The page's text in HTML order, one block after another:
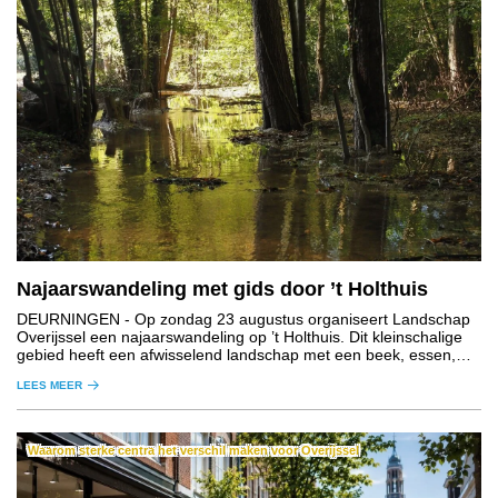
Najaarswandeling met gids door ’t Holthuis
DEURNINGEN - Op zondag 23 augustus organiseert Landschap
Overijssel een najaarswandeling op ’t Holthuis. Dit kleinschalige
gebied heeft een afwisselend landschap met een beek, essen,
LEES MEER
Waarom sterke centra het verschil maken voor Overijssel